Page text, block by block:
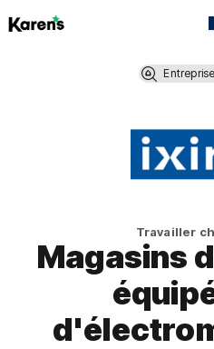
Travailler
Magasins